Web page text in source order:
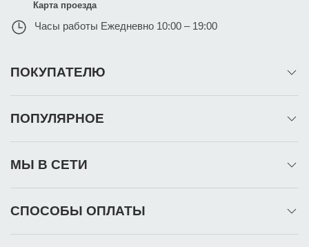
Карта проезда
Часы работы Ежедневно 10:00 – 19:00
ПОКУПАТЕЛЮ
ПОПУЛЯРНОЕ
МЫ В СЕТИ
СПОСОБЫ ОПЛАТЫ